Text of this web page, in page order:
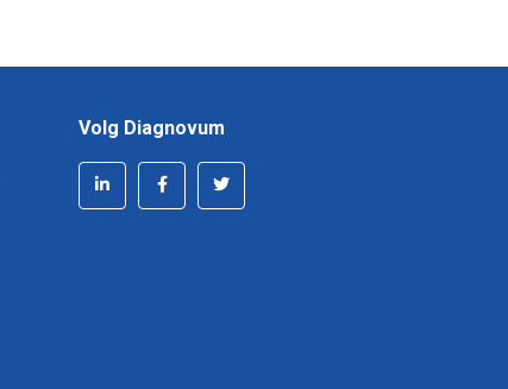
Volg Diagnovum